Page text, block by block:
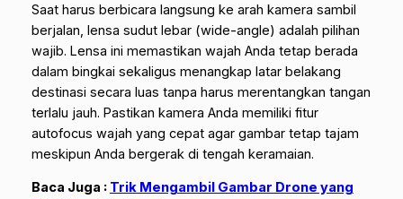
Saat harus berbicara langsung ke arah kamera sambil
berjalan, lensa sudut lebar (wide-angle) adalah pilihan
wajib. Lensa ini memastikan wajah Anda tetap berada
dalam bingkai sekaligus menangkap latar belakang
destinasi secara luas tanpa harus merentangkan tangan
terlalu jauh. Pastikan kamera Anda memiliki fitur
autofocus wajah yang cepat agar gambar tetap tajam
meskipun Anda bergerak di tengah keramaian.
Baca Juga : Trik Mengambil Gambar Drone yang